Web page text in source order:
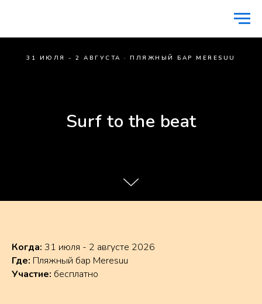
31 ИЮЛЯ - 2 АВГУСТА · ПЛЯЖНЫЙ БАР MERESUU
Surf to the beat
Когда: 31 июля - 2 августе 2026
Где: Пляжный бар Meresuu
Участие: бесплатно